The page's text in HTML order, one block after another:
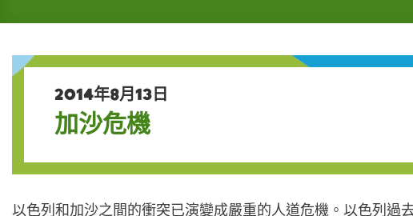
2014年8月13日
加沙危機
以色列和加沙之間的衝突已演變成嚴重的人道危機。以色列過